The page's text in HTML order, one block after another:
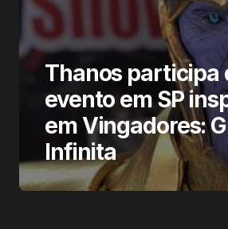
Thanos participa
evento em SP
em Vingadores:
Infinita